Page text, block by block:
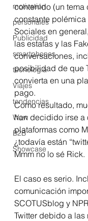
motivation
personales
Publicidad
smartphones
tecnología
Viajes
tendencias
Wow
B2B
Showcase
contenido (un tema
constante
Sociales en
las estafas y las
conversaciones,
posibilidad de que
convierta en una
pago.
Como resultado,
han decidido irse a
plataformas como
¿todavía están
Mmm no lo sé Rick.
El caso es serio.
comunicación
SCOTUSblog y
Twitter debido a